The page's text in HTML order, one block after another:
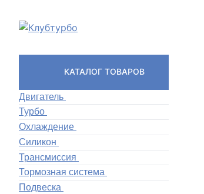
КАТАЛОГ ТОВАРОВ
Двигатель
Турбо
Охлаждение
Силикон
Трансмиссия
Тормозная система
Подвеска